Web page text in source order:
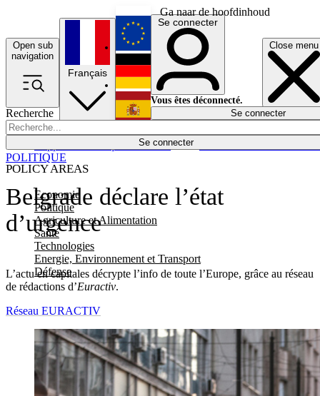
Ga naar de hoofdinhoud
Open sub
navigation
Close menu
Recherche
Se connecter
POLICY AREAS
Economie
Politique
Agriculture et Alimentation
Santé
Technologies
Energie, Environnement et Transport
Défense
Économie
Français
English
Deutsch
Español
Se connecter
Vous êtes déconnecté.
Se connecter
Belgrade déclare l’état
d’urgence
L’actu en capitales décrypte l’info de toute l’Europe, grâce au réseau
de rédactions d’Euractiv.
POLITIQUE
Réseau EURACTIV